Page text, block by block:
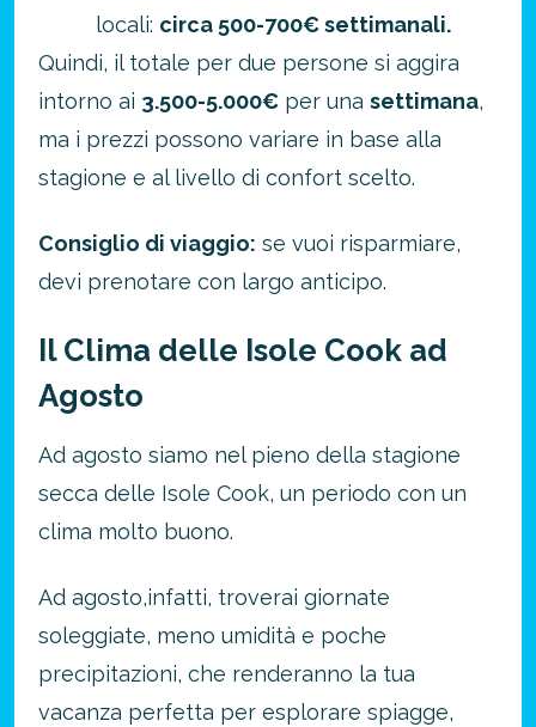
locali: circa 500-700€ settimanali.
Quindi, il totale per due persone si aggira
intorno ai 3.500-5.000€ per una settimana,
ma i prezzi possono variare in base alla
stagione e al livello di confort scelto.
Consiglio di viaggio: se vuoi risparmiare,
devi prenotare con largo anticipo.
Il Clima delle Isole Cook ad
Agosto
Ad agosto siamo nel pieno della stagione
secca delle Isole Cook, un periodo con un
clima molto buono.
Ad agosto,infatti, troverai giornate
soleggiate, meno umidità e poche
precipitazioni, che renderanno la tua
vacanza perfetta per esplorare spiagge,